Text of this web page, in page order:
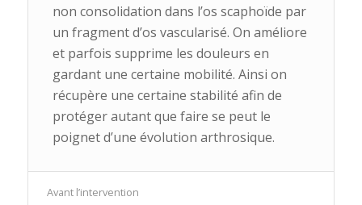
non consolidation dans l’os scaphoïde par
un fragment d’os vascularisé. On améliore
et parfois supprime les douleurs en
gardant une certaine mobilité. Ainsi on
récupère une certaine stabilité afin de
protéger autant que faire se peut le
poignet d’une évolution arthrosique.
Avant l’intervention